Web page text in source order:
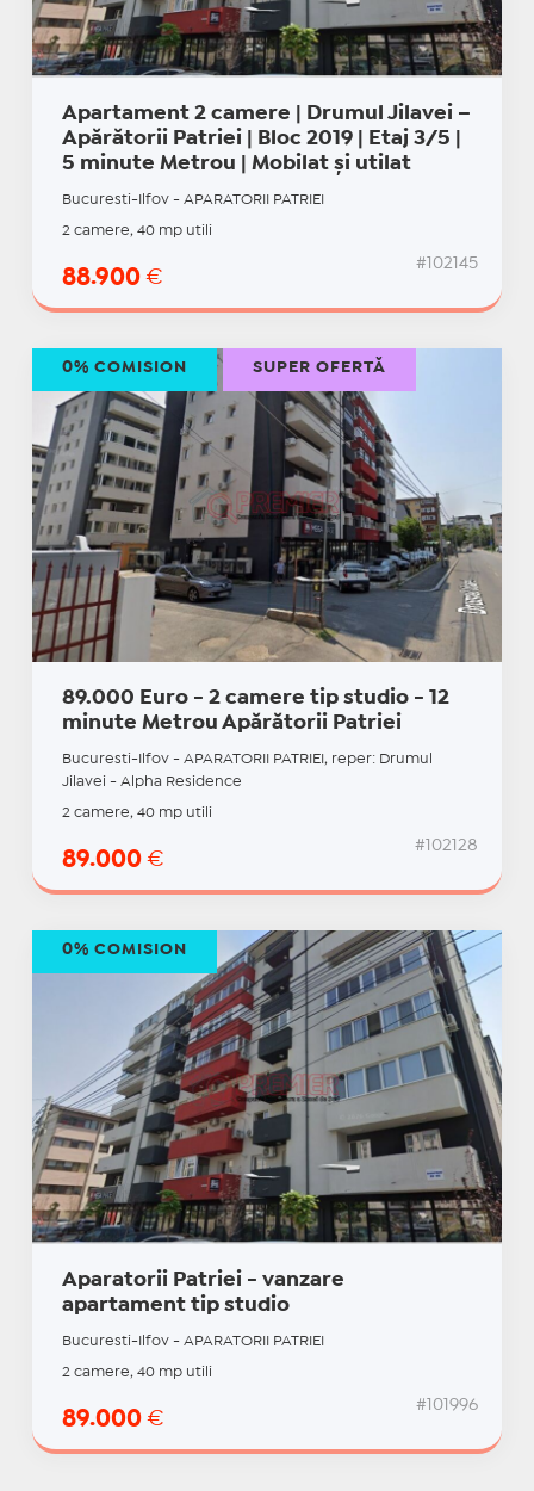
Apartament 2 camere | Drumul Jilavei –
Apărătorii Patriei | Bloc 2019 | Etaj 3/5 |
5 minute Metrou | Mobilat și utilat
Bucuresti-Ilfov - APARATORII PATRIEI
2 camere, 40 mp utili
88.900 €
#102145
89.000 Euro - 2 camere tip studio - 12
minute Metrou Apărătorii Patriei
Bucuresti-Ilfov - APARATORII PATRIEI, reper: Drumul
Jilavei - Alpha Residence
2 camere, 40 mp utili
89.000 €
#102128
0% COMISION SUPER OFERTĂ
Aparatorii Patriei - vanzare
apartament tip studio
Bucuresti-Ilfov - APARATORII PATRIEI
2 camere, 40 mp utili
89.000 €
#101996
0% COMISION